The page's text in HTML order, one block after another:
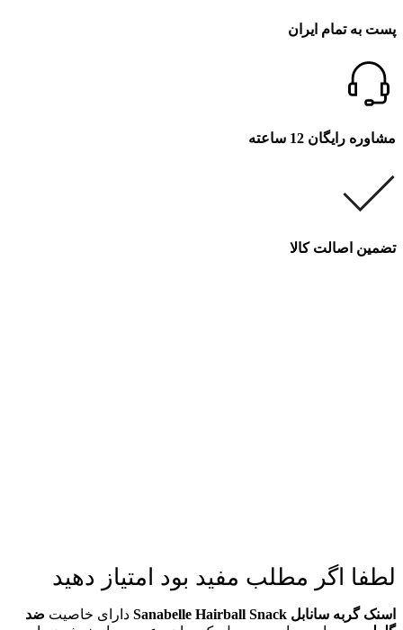
پست به تمام ایران
مشاوره رایگان 12 ساعته
تضمین اصالت کالا
لطفا اگر مطلب مفید بود امتیاز دهید
اسنک گربه سانابل Sanabelle Hairball Snack دارای خاصیت ضد